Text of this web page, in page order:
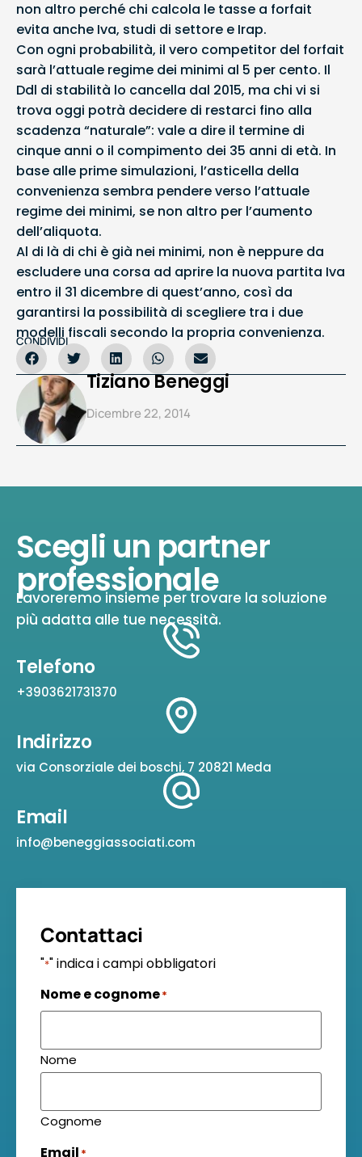
non altro perché chi calcola le tasse a forfait
evita anche Iva, studi di settore e Irap.
Con ogni probabilità, il vero competitor del forfait
sarà l’attuale regime dei minimi al 5 per cento. Il
Ddl di stabilità lo cancella dal 2015, ma chi vi si
trova oggi potrà decidere di restarci fino alla
scadenza “naturale”: vale a dire il termine di
cinque anni o il compimento dei 35 anni di età. In
base alle prime simulazioni, l’asticella della
convenienza sembra pendere verso l’attuale
regime dei minimi, se non altro per l’aumento
dell’aliquota.
Al di là di chi è già nei minimi, non è neppure da
escludere una corsa ad aprire la nuova partita Iva
entro il 31 dicembre di quest’anno, così da
garantirsi la possibilità di scegliere tra i due
modelli fiscali secondo la propria convenienza.
CONDIVIDI
Tiziano Beneggi
Dicembre 22, 2014
Scegli un partner
professionale
Lavoreremo insieme per trovare la soluzione
più adatta alle tue necessità.
Telefono
+3903621731370
Indirizzo
via Consorziale dei boschi, 7 20821 Meda
Email
info@beneggiassociati.com
Contattaci
"*" indica i campi obbligatori
Nome e cognome*
Nome
Cognome
Email *